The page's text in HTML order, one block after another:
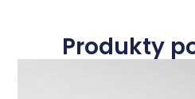
Produkty